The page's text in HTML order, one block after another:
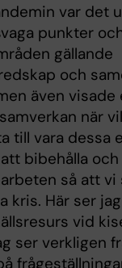
var det
punkter
gällande
och
även visade
när
till vara dessa
bibehålla
så att
kris. Här ser
vid
ser verkligen